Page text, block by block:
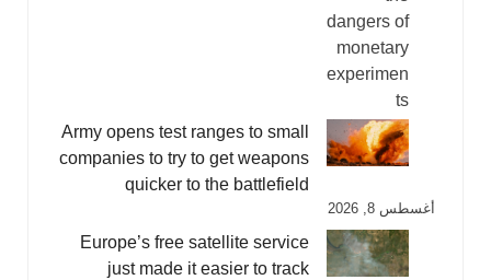
Army opens test ranges to small
companies to try to get weapons
quicker to the battlefield
أغسطس 8, 2026
Europe’s free satellite service
just made it easier to track